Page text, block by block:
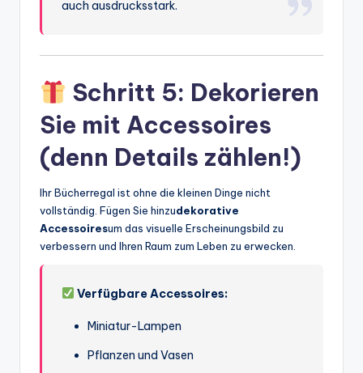
auch ausdrucksstark.
Schritt 5: Dekorieren
Sie mit Accessoires
(denn Details zählen!)
Ihr Bücherregal ist ohne die kleinen Dinge nicht
vollständig. Fügen Sie hinzudekorative
Accessoiresum das visuelle Erscheinungsbild zu
verbessern und Ihren Raum zum Leben zu erwecken.
Verfügbare Accessoires:
Miniatur-Lampen
Pflanzen und Vasen